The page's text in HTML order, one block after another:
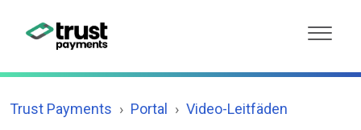
Trust Payments Portal Video-Leitfäden